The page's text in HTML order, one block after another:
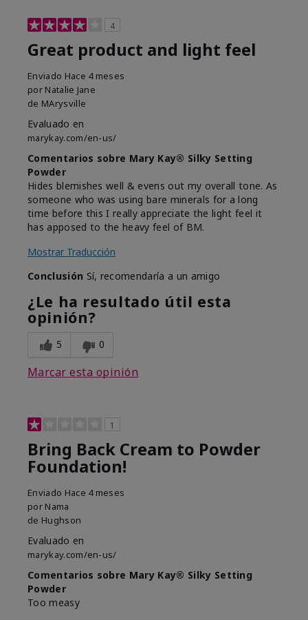
4
Great product and light feel
Enviado Hace 4 meses
por Natalie Jane
de MArysville
Evaluado en
marykay.com/en-us/
Comentarios sobre Mary Kay® Silky Setting
Powder
Hides blemishes well & evens out my overall tone. As
someone who was using bare minerals for a long
time before this I really appreciate the light feel it
has apposed to the heavy feel of BM.
Mostrar Traducción
Conclusión Sí, recomendaría a un amigo
¿Le ha resultado útil esta
opinión?
5 0
Marcar esta opinión
1
Bring Back Cream to Powder
Foundation!
Enviado Hace 4 meses
por Nama
de Hughson
Evaluado en
marykay.com/en-us/
Comentarios sobre Mary Kay® Silky Setting
Powder
Too measy